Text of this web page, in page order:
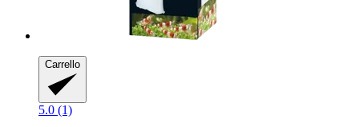
Carrello
5.0 (1)